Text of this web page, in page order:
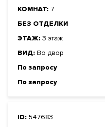
КОМНАТ: 7
БЕЗ ОТДЕЛКИ
ЭТАЖ: 3 этаж
ВИД: Во двор
По запросу
По запросу
ID: 547683